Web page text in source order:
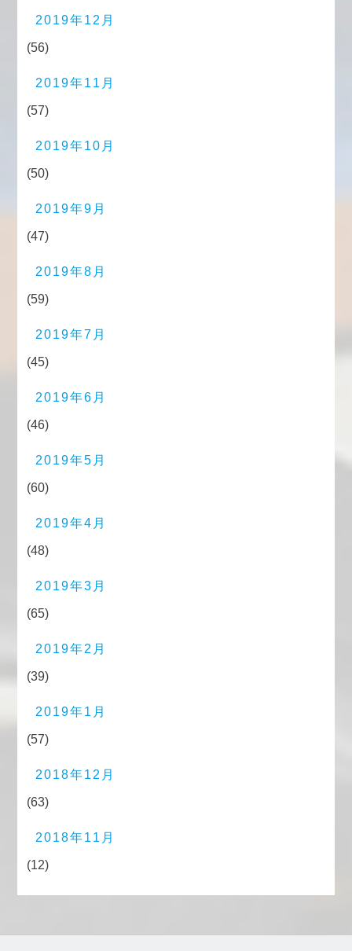
2019年12月
(56)
2019年11月
(57)
2019年10月
(50)
2019年9月
(47)
2019年8月
(59)
2019年7月
(45)
2019年6月
(46)
2019年5月
(60)
2019年4月
(48)
2019年3月
(65)
2019年2月
(39)
2019年1月
(57)
2018年12月
(63)
2018年11月
(12)